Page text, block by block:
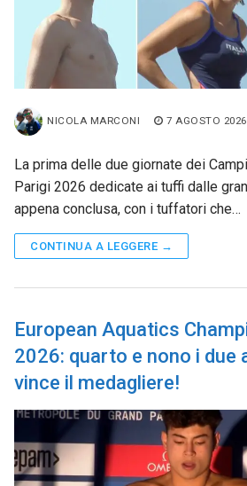
NICOLA MARCONI 7 AGOSTO 2026
La prima delle due giornate dei
Parigi 2026 dedicate ai tuffi dalle
appena conclusa, con i tuffatori che…
CONTINUA A LEGGERE →
European Aquatics
2026: quarto e nono i due
vince il medagliere!